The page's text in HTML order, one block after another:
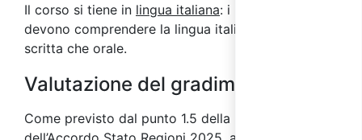
Il corso si tiene in lingua italiana: i partecipanti
devono comprendere la lingua italiana sia in forma
scritta che orale.
Valutazione del gradimento
Come previsto dal punto 1.5 della parte IV